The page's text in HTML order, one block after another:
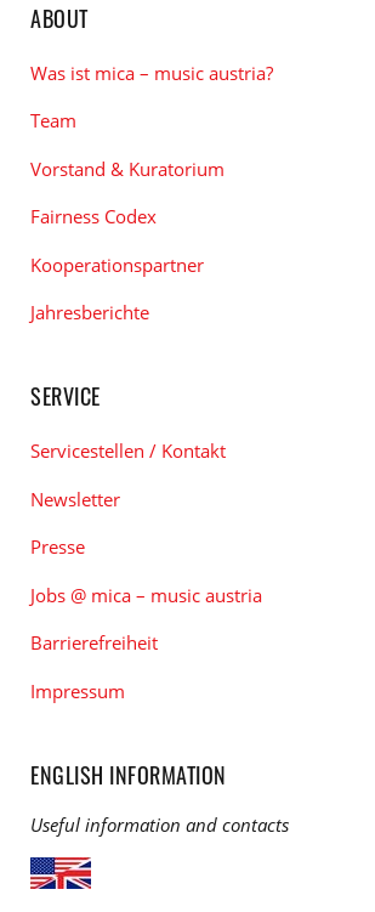
ABOUT
Was ist mica – music austria?
Team
Vorstand & Kuratorium
Fairness Codex
Kooperationspartner
Jahresberichte
SERVICE
Servicestellen / Kontakt
Newsletter
Presse
Jobs @ mica – music austria
Barrierefreiheit
Impressum
ENGLISH INFORMATION
Useful information and contacts